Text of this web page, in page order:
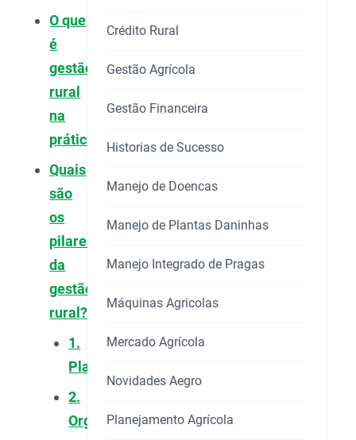
O que
é
gestão
rural
na
prática?
Quais
são
os
pilares
da
gestão
rural?
1.
Planejar
2.
Organizar
Crédito Rural
Gestão Agrícola
Gestão Financeira
Historias de Sucesso
Manejo de Doencas
Manejo de Plantas Daninhas
Manejo Integrado de Pragas
Máquinas Agricolas
Mercado Agrícola
Novidades Aegro
Planejamento Agrícola